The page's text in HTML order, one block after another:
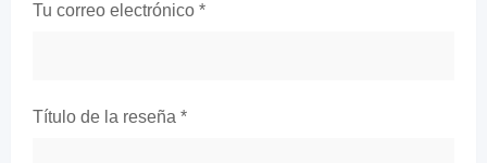
Tu correo electrónico *
Título de la reseña *